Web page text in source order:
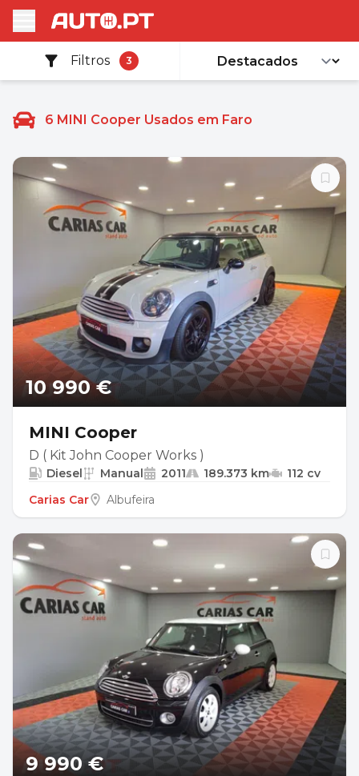
Filtros 3
6 MINI Cooper Usados em Faro
10 990 €
MINI Cooper
D ( Kit John Cooper Works )
Diesel Manual 2011 189.373 km
112 cv
Carias Car
Albufeira
9 990 €